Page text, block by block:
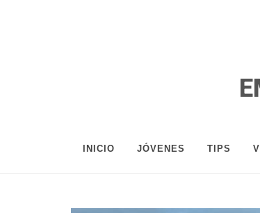
INICIO JÓVENES TIPS